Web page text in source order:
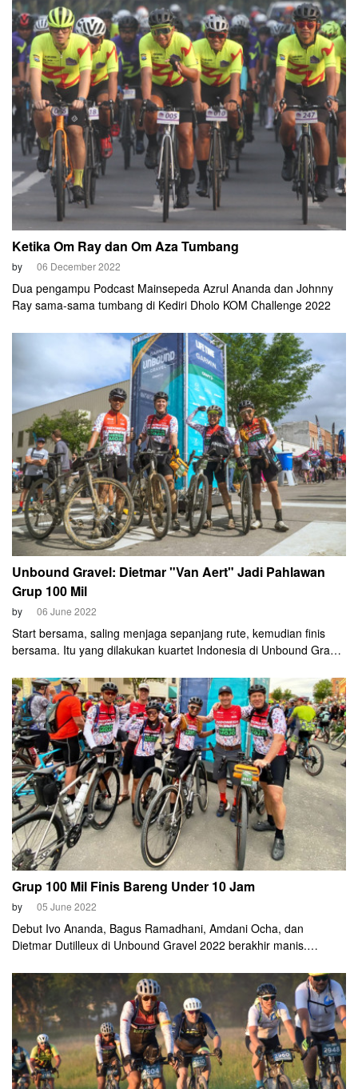
Ketika Om Ray dan Om Aza Tumbang
by 06 December 2022
Dua pengampu Podcast Mainsepeda Azrul Ananda dan Johnny
Ray sama-sama tumbang di Kediri Dholo KOM Challenge 2022
Unbound Gravel: Dietmar "Van Aert" Jadi Pahlawan
Grup 100 Mil
by 06 June 2022
Start bersama, saling menjaga sepanjang rute, kemudian finis
bersama. Itu yang dilakukan kuartet Indonesia di Unbound Gravel
Grup 100 Mil Finis Bareng Under 10 Jam
by 05 June 2022
Debut Ivo Ananda, Bagus Ramadhani, Amdani Ocha, dan
Dietmar Dutilleux di Unbound Gravel 2022 berakhir manis.
mil.